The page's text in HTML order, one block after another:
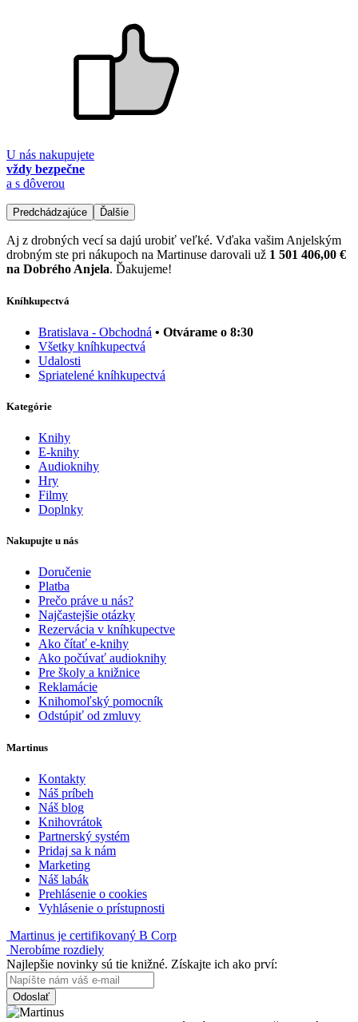
U nás nakupujete
vždy bezpečne
a s dôverou
Predchádzajúce Ďalšie
Aj z drobných vecí sa dajú urobiť veľké. Vďaka vašim Anjelským
drobným ste pri nákupoch na Martinuse darovali už 1 501 406,00 €
na Dobrého Anjela. Ďakujeme!
Kníhkupectvá
Bratislava - Obchodná • Otvárame o 8:30
Všetky kníhkupectvá
Udalosti
Spriatelené kníhkupectvá
Kategórie
Knihy
E-knihy
Audioknihy
Hry
Filmy
Doplnky
Nakupujte u nás
Doručenie
Platba
Prečo práve u nás?
Najčastejšie otázky
Rezervácia v kníhkupectve
Ako čítať e-knihy
Ako počúvať audioknihy
Pre školy a knižnice
Reklamácie
Knihomoľský pomocník
Odstúpiť od zmluvy
Martinus
Kontakty
Náš príbeh
Náš blog
Knihovrátok
Partnerský systém
Pridaj sa k nám
Marketing
Náš labák
Prehlásenie o cookies
Vyhlásenie o prístupnosti
Martinus je certifikovaný B Corp
Nerobíme rozdiely
Najlepšie novinky sú tie knižné. Získajte ich ako prví:
Odoslať